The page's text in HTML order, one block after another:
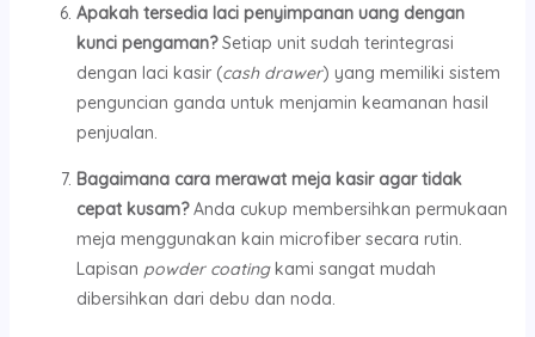
Apakah tersedia laci penyimpanan uang dengan
kunci pengaman?Setiap unit sudah terintegrasi
dengan laci kasir (cash drawer) yang memiliki sistem
penguncian ganda untuk menjamin keamanan hasil
penjualan.
Bagaimana cara merawat meja kasir agar tidak
cepat kusam?Anda cukup membersihkan permukaan
meja menggunakan kain microfiber secara rutin.
Lapisan powder coatingkami sangat mudah
dibersihkan dari debu dan noda.